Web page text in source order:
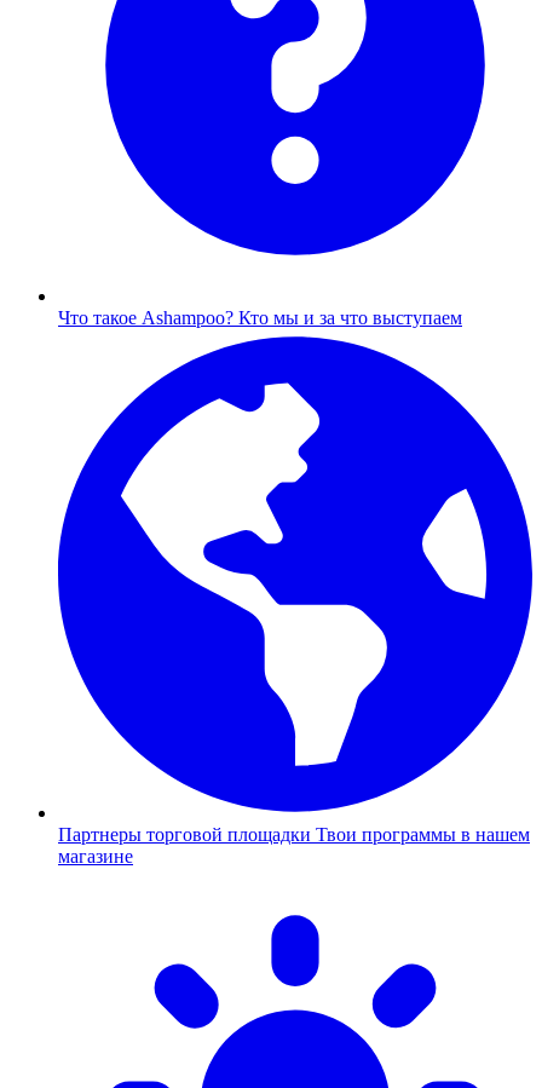
Что такое Ashampoo? Кто мы и за что выступаем
Партнеры торговой площадки Твои программы в нашем
магазине